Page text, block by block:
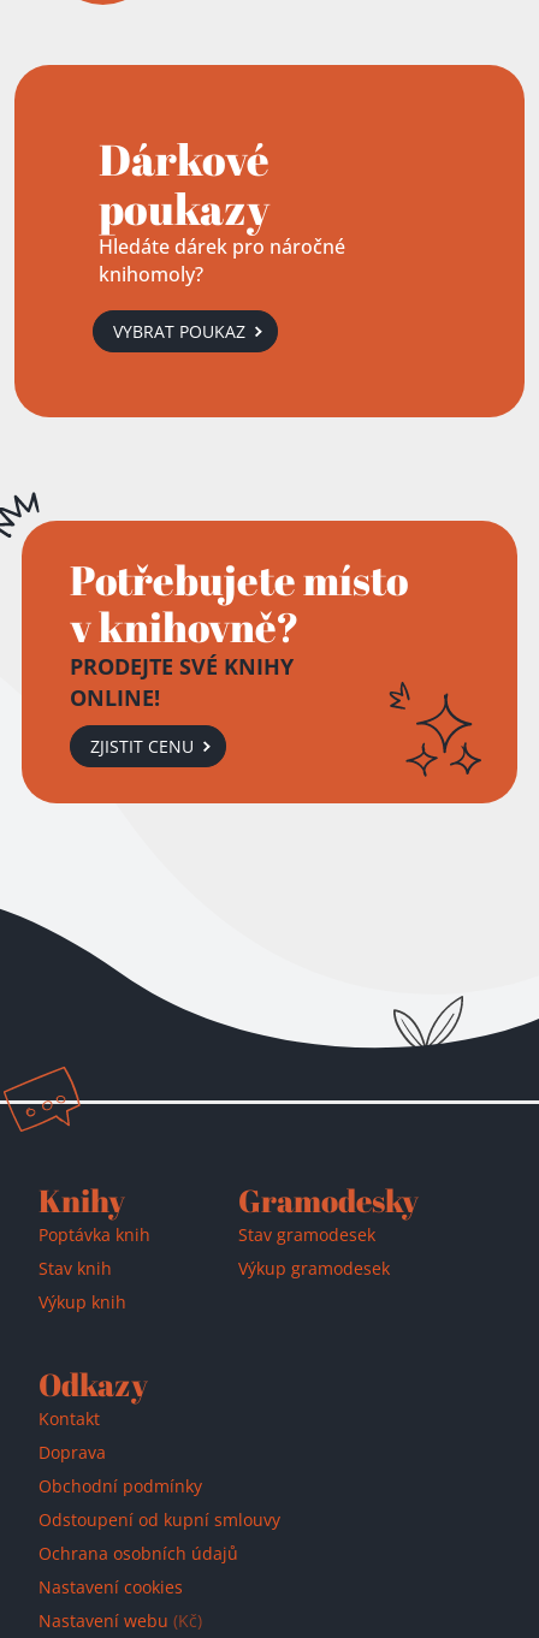
Dárkové
poukazy
Hledáte dárek pro náročné
knihomoly?
VYBRAT POUKAZ
Potřebujete místo
v knihovně?
PRODEJTE SVÉ KNIHY
ONLINE!
ZJISTIT CENU
Přidáno do košíku!
Knihy
Poptávka knih
Stav knih
Výkup knih
Gramodesky
Stav gramodesek
Výkup gramodesek
Odkazy
Kontakt
Doprava
Obchodní podmínky
Odstoupení od kupní smlouvy
Ochrana osobních údajů
Nastavení cookies
Nastavení webu (Kč)